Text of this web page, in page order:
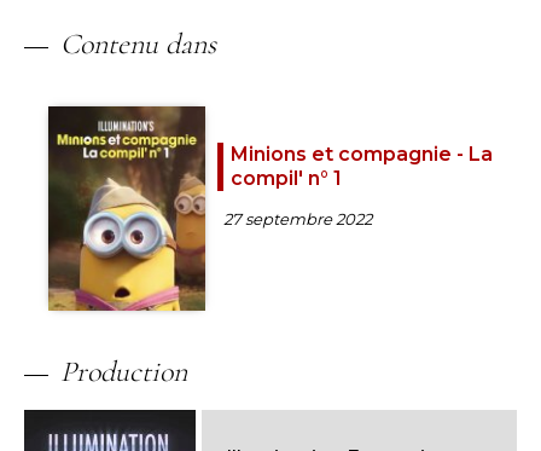
Contenu dans
Minions et compagnie - La
compil' n° 1
27 septembre 2022
Production